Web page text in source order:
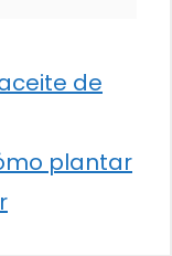
de
plantar